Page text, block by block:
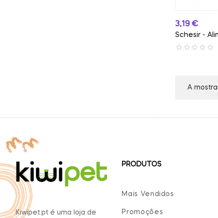
Preço
3,19 €
Schesir -
A
Kiwipet.pt é uma loja de
PRODUTOS
Mais Vendidos
Promoções